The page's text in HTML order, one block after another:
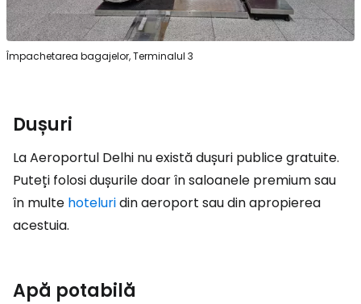
Împachetarea bagajelor, Terminalul 3
Dușuri
La Aeroportul Delhi nu există dușuri publice gratuite.
Puteți folosi dușurile doar în saloanele premium sau
în multe hoteluridin aeroport sau din apropierea
acestuia.
Apă potabilă